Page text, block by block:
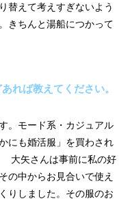
替えて考えすぎないよう
きちんと湯船につかって
れば教えてください。
。モード系・カジュアル
にも婚活服」を買わされ
大矢さんは事前に私の好
の中からお見合いで使え
りしました。その服のお